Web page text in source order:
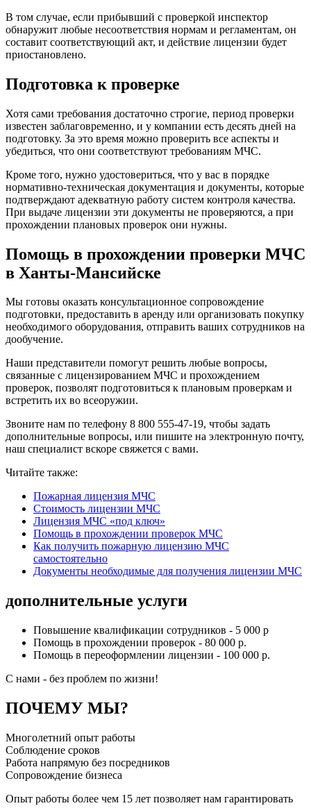
В том случае, если прибывший с проверкой инспектор
обнаружит любые несоответствия нормам и регламентам, он
составит соответствующий акт, и действие лицензии будет
приостановлено.
Подготовка к проверке
Хотя сами требования достаточно строгие, период проверки
известен заблаговременно, и у компании есть десять дней на
подготовку. За это время можно проверить все аспекты и
убедиться, что они соответствуют требованиям МЧС.
Кроме того, нужно удостовериться, что у вас в порядке
нормативно-техническая документация и документы, которые
подтверждают адекватную работу систем контроля качества.
При выдаче лицензии эти документы не проверяются, а при
прохождении плановых проверок они нужны.
Помощь в прохождении проверки МЧС
в Ханты-Мансийске
Мы готовы оказать консультационное сопровождение
подготовки, предоставить в аренду или организовать покупку
необходимого оборудования, отправить ваших сотрудников на
дообучение.
Наши представители помогут решить любые вопросы,
связанные с лицензированием МЧС и прохождением
проверок, позволят подготовиться к плановым проверкам и
встретить их во всеоружии.
Звоните нам по телефону 8 800 555-47-19, чтобы задать
дополнительные вопросы, или пишите на электронную почту,
наш специалист вскоре свяжется с вами.
Читайте также:
Пожарная лицензия МЧС
Стоимость лицензии МЧС
Лицензия МЧС «под ключ»
Помощь в прохождении проверок МЧС
Как получить пожарную лицензию МЧС
самостоятельно
Документы необходимые для получения лицензии МЧС
дополнительные услуги
Повышение квалификации сотрудников - 5 000 р
Помощь в прохождении проверок - 80 000 р.
Помощь в переоформлении лицензии - 100 000 р.
C нами - без проблем по жизни!
ПОЧЕМУ МЫ?
Многолетний опыт работы
Соблюдение сроков
Работа напрямую без посредников
Сопровождение бизнеса
Опыт работы более чем 15 лет позволяет нам гарантировать